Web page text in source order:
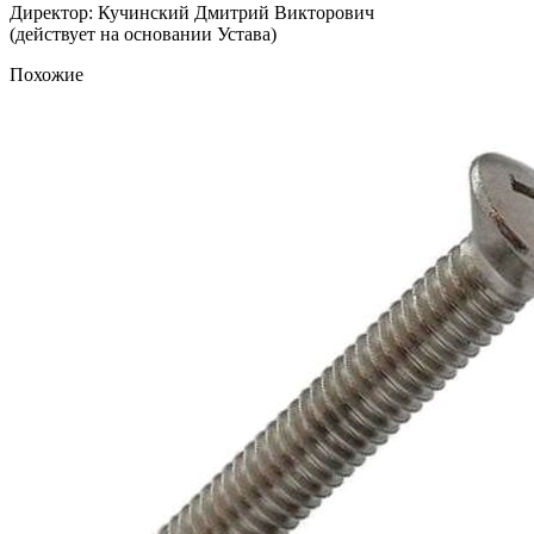
Директор: Кучинский Дмитрий Викторович
(действует на основании Устава)
Похожие